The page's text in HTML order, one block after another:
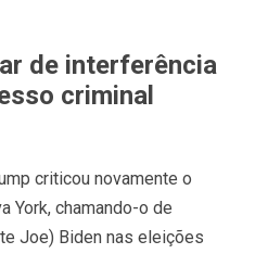
de interferência
criminal
criticou novamente o
York, chamando-o de
Joe) Biden nas eleições